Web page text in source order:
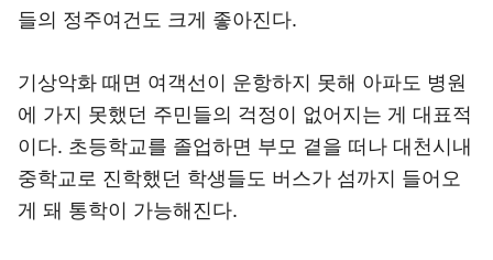
들의 정주여건도 크게 좋아진다.
기상악화 때면 여객선이 운항하지 못해 아파도 병원
에 가지 못했던 주민들의 걱정이 없어지는 게 대표적
이다. 초등학교를 졸업하면 부모 곁을 떠나 대천시내
중학교로 진학했던 학생들도 버스가 섬까지 들어오
게 돼 통학이 가능해진다.